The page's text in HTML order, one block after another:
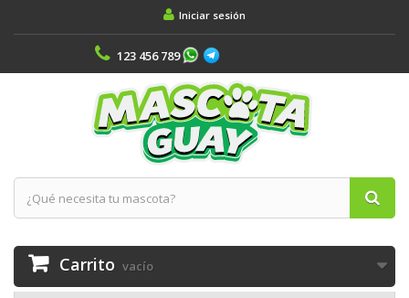
Iniciar sesión
123 456 789
Carrito vacío